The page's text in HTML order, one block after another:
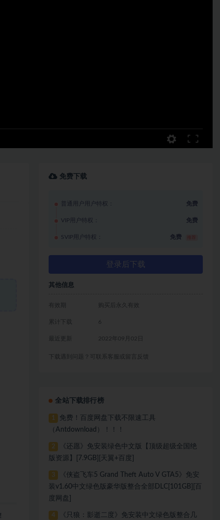
免费下载
普通用户用户特权： 免费
VIP用户特权： 免费
SVIP用户特权： 免费
登录后下载
其他信息
有效期 购买后永久有效
累计下载 6
最近更新 2022年09月02日
下载遇到问题？可联系客服或留言反馈
全站下载排行榜
1
免费！百度网盘下载不限速工具
（Antdownload）！！！
2
《还愿》免安装绿色中文版【顶级超级全国绝
版资源】[7.9GB][天翼+百度]
3
《侠盗飞车5 Grand Theft Auto V GTA5》免安
装v1.60中文绿色版豪华版整合全部DLC[101GB][百
度网盘]
4
《只狼：影逝二度》免安装中文绿色版整合几